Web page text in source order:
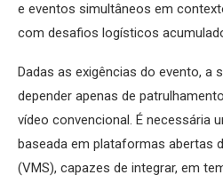
e eventos simultâneos em
com desafios logísticos
Dadas as exigências do evento, a
depender apenas de
vídeo convencional. É necessária
baseada em plataformas abertas
(VMS), capazes de integrar, em